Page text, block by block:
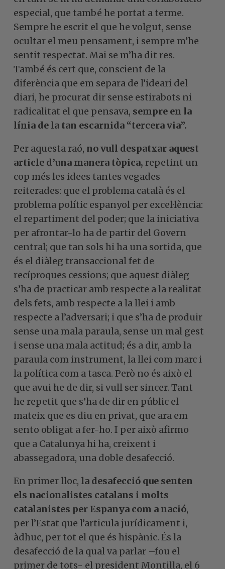
especial, que també he portat a terme.
Sempre he escrit el que he volgut, sense
ocultar el meu pensament, i sempre m’he
sentit respectat. Mai se m’ha dit res.
També és cert que, conscient de la
diferència que em separa de l’ideari del
diari, he procurat dir sense estirabots ni
radicalitat el que pensava, sempre en la
línia de la tan escarnida “tercera via”.
Per aquesta raó, no vull despatxar aquest
article d’una manera tòpica, repetint un
cop més les idees tantes vegades
reiterades: que el problema català és el
problema polític espanyol per excel·lència:
el repartiment del poder; que la iniciativa
per afrontar-lo ha de partir del Govern
central; que tan sols hi ha una sortida, que
és el diàleg transaccional fet de
recíproques cessions; que aquest diàleg
s’ha de practicar amb respecte a la realitat
dels fets, amb respecte a la llei i amb
respecte a l’adversari; i que s’ha de produir
sense una mala paraula, sense un mal gest
i sense una mala actitud; és a dir, amb la
paraula com instrument, la llei com marc i
la política com a tasca. Però no és això el
que avui he de dir, si vull ser sincer. Tant
he repetit que s’ha de dir en públic el
mateix que es diu en privat, que ara em
sento obligat a fer-ho. I per això afirmo
que a Catalunya hi ha, creixent i
abassegadora, una doble desafecció.
En primer lloc, la desafecció que senten
els nacionalistes catalans i molts
catalanistes per Espanya com a nació,
per l’Estat que l’articula jurídicament i,
àdhuc, per tot el que és hispànic. És la
desafecció de la qual va parlar –fou el
primer de tots- el president Montilla, el 6